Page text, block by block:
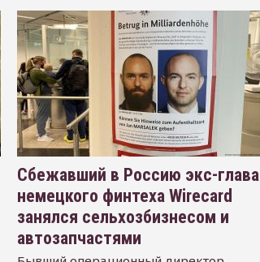
Сбежавший в Россию экс-глава
немецкого финтеха Wirecard
занялся сельхозбизнесом и
автозапчастями